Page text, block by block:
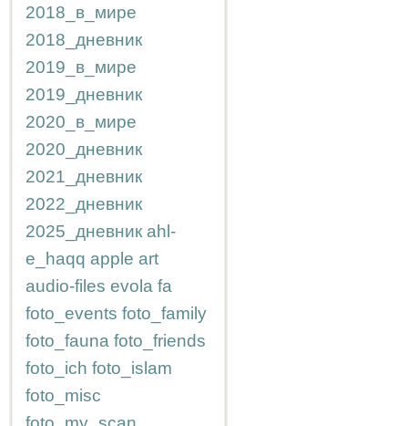
2018_в_мире
2018_дневник
2019_в_мире
2019_дневник
2020_в_мире
2020_дневник
2021_дневник
2022_дневник
2025_дневник ahl-
e_haqq apple art
audio-files evola fa
foto_events foto_family
foto_fauna foto_friends
foto_ich foto_islam
foto_misc